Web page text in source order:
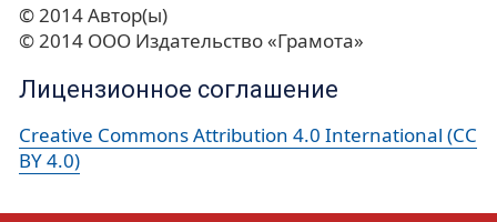
© 2014 Автор(ы)
© 2014 ООО Издательство «Грамота»
Лицензионное соглашение
Creative Commons Attribution 4.0 International (CC
BY 4.0)